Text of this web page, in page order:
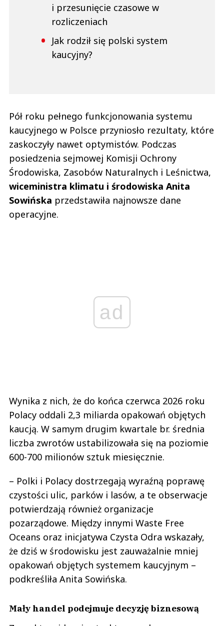
i przesunięcie czasowe w
rozliczeniach
Jak rodził się polski system
kaucyjny?
Pół roku pełnego funkcjonowania systemu
kaucyjnego w Polsce przyniosło rezultaty, które
zaskoczyły nawet optymistów. Podczas
posiedzenia sejmowej Komisji Ochrony
Środowiska, Zasobów Naturalnych i Leśnictwa,
wiceministra klimatu i środowiska Anita
Sowińska przedstawiła najnowsze dane
operacyjne.
ad
Wynika z nich, że do końca czerwca 2026 roku
Polacy oddali 2,3 miliarda opakowań objętych
kaucją. W samym drugim kwartale br. średnia
liczba zwrotów ustabilizowała się na poziomie
600-700 milionów sztuk miesięcznie.
– Polki i Polacy dostrzegają wyraźną poprawę
czystości ulic, parków i lasów, a te obserwacje
potwierdzają również organizacje
pozarządowe. Między innymi Waste Free
Oceans oraz inicjatywa Czysta Odra wskazały,
że dziś w środowisku jest zauważalnie mniej
opakowań objętych systemem kaucyjnym –
podkreśliła Anita Sowińska.
Mały handel podejmuje decyzję biznesową